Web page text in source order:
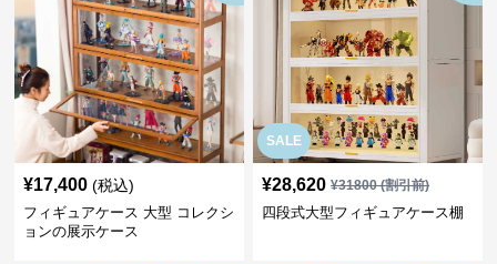
¥17,400 (税込)
フィギュアケース 大型 コレクシ
ョンの展示ケース
SALE
¥28,620 ¥31800(割引前)
四段式大型フィギュアケース棚